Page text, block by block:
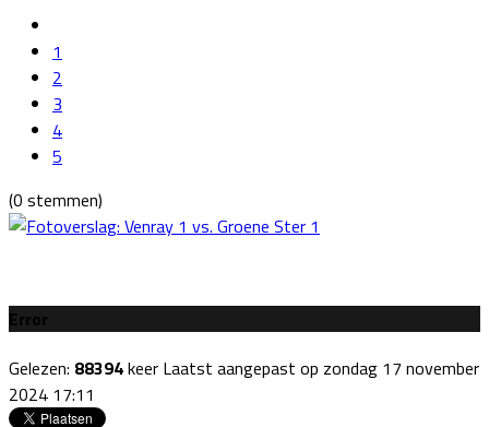
1
2
3
4
5
(0 stemmen)
Error
Gelezen: 88394keer Laatst aangepast op zondag 17 november
2024 17:11